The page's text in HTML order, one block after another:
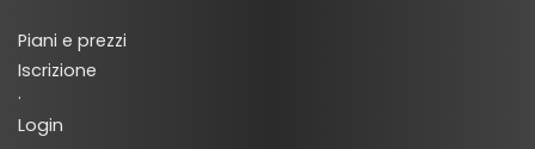
Piani e prezzi
Iscrizione
·
Login